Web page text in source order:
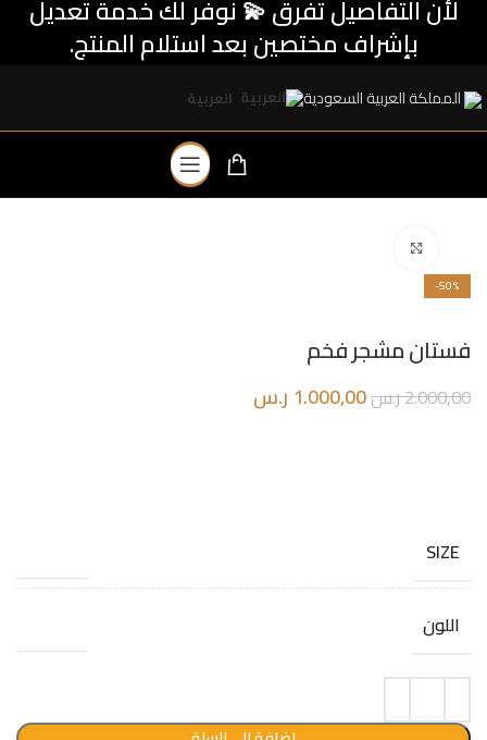
لأن التفاصيل تفرق 💫 نوفر لك خدمة تعديل
بإشراف مختصين بعد استلام المنتج.
المملكة العربية السعودية العربية
-50%
فستان مشجر فخم
2.000,00ر.س1.000,00 ر.س
SIZE
اللون